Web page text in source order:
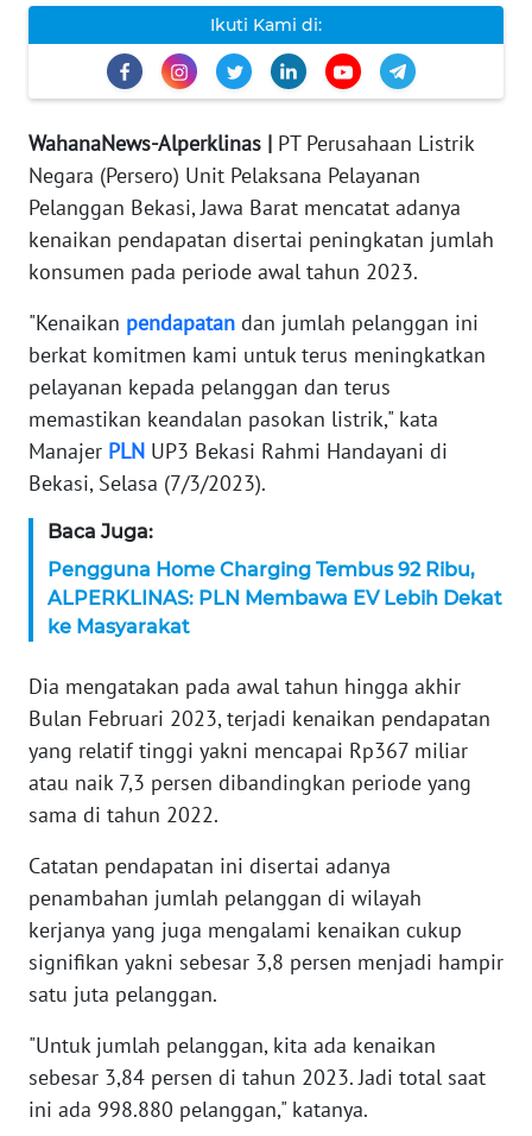
Ikuti Kami di:
WahanaNews-Alperklinas | PT Perusahaan Listrik
Negara (Persero) Unit Pelaksana Pelayanan
Pelanggan Bekasi, Jawa Barat mencatat adanya
kenaikan pendapatan disertai peningkatan jumlah
konsumen pada periode awal tahun 2023.
"Kenaikan pendapatan dan jumlah pelanggan ini
berkat komitmen kami untuk terus meningkatkan
pelayanan kepada pelanggan dan terus
memastikan keandalan pasokan listrik," kata
Manajer PLN UP3 Bekasi Rahmi Handayani di
Bekasi, Selasa (7/3/2023).
Baca Juga:
Pengguna Home Charging Tembus 92 Ribu,
ALPERKLINAS: PLN Membawa EV Lebih Dekat
ke Masyarakat
Dia mengatakan pada awal tahun hingga akhir
Bulan Februari 2023, terjadi kenaikan pendapatan
yang relatif tinggi yakni mencapai Rp367 miliar
atau naik 7,3 persen dibandingkan periode yang
sama di tahun 2022.
Catatan pendapatan ini disertai adanya
penambahan jumlah pelanggan di wilayah
kerjanya yang juga mengalami kenaikan cukup
signifikan yakni sebesar 3,8 persen menjadi hampir
satu juta pelanggan.
"Untuk jumlah pelanggan, kita ada kenaikan
sebesar 3,84 persen di tahun 2023. Jadi total saat
ini ada 998.880 pelanggan," katanya.
TENTANG
PEDOMAN
SIBER
REDAKSI
KARIR
Wahana
News
Regional
SUMUT
WN
JAKARTA
WN
JABAR
BANTEN
WN
WN
KEPRI
WN
PAPUA
WN